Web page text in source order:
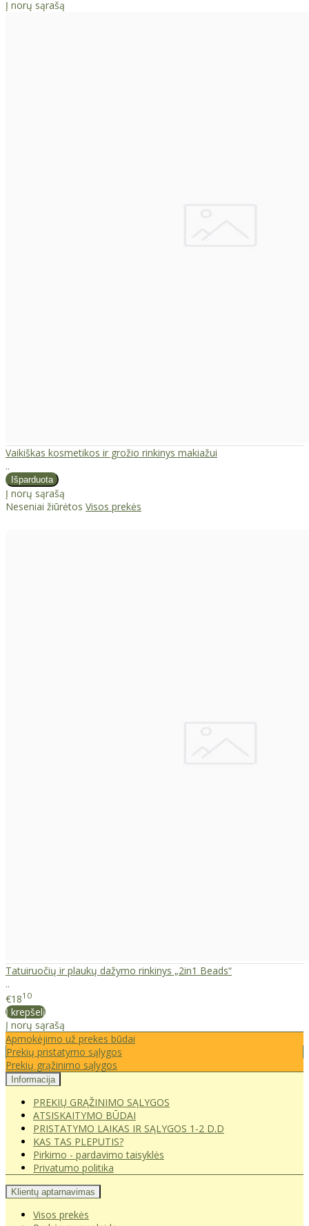
Į norų sąrašą
Vaikiškas kosmetikos ir grožio rinkinys makiažui
..
Į norų sąrašą
Neseniai žiūrėtos Visos prekės
Tatuiruočių ir plaukų dažymo rinkinys „2in1 Beads“
..
€1810
Į krepšelį
Į norų sąrašą
Apmokėjimo už prekes būdai
Prekių pristatymo sąlygos
Prekių grąžinimo sąlygos
Informacija
PREKIŲ GRĄŽINIMO SĄLYGOS
ATSISKAITYMO BŪDAI
PRISTATYMO LAIKAS IR SĄLYGOS 1-2 D.D
KAS TAS PLEPUTIS?
Pirkimo - pardavimo taisyklės
Privatumo politika
Klientų aptarnavimas
Visos prekės